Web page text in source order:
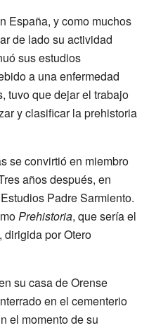
España, y como muchos
de lado su actividad
sus estudios
a una enfermedad
tuvo que dejar el trabajo
y clasificar la prehistoria
se convirtió en miembro
años después, en
Padre Sarmiento.
Prehistoria, que sería el
, dirigida por Otero
su casa de Orense
en el cementerio
el momento de su